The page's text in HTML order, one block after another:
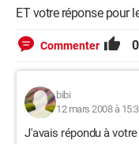
ET votre réponse pour
Commenter 0
bibi
12 mars 2008 à
J'avais répondu à